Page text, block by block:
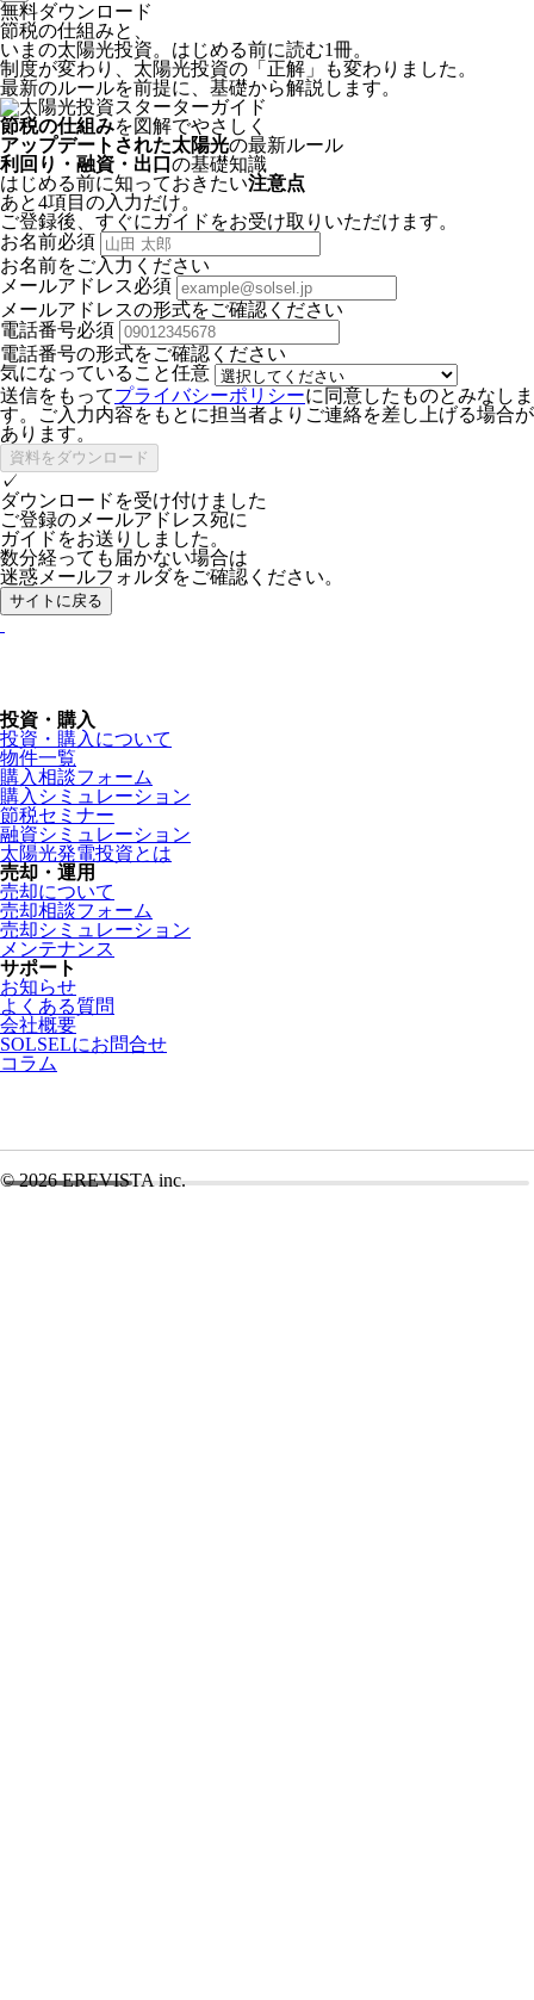
無料ダウンロード
節税の仕組みと、
いまの太陽光投資。 はじめる前に読む1冊。
制度が変わり、太陽光投資の「正解」も変わりました。
最新のルールを前提に、基礎から解説します。
節税の仕組みを図解でやさしく
アップデートされた太陽光の最新ルール
利回り・融資・出口 の基礎知識
はじめる前に知っておきたい注意点
あと4項目の入力だけ。
ご登録後、すぐにガイドをお受け取りいただけます。
お名前必須
お名前をご入力ください
メールアドレス必須
メールアドレスの形式をご確認ください
電話番号必須
電話番号の形式をご確認ください
気になっていること任意
送信をもってプライバシーポリシーに同意したものとみなしま
す。ご入力内容をもとに担当者よりご連絡を差し上げる場合が
あります。
✓
ダウンロードを受け付けました
ご登録のメールアドレス宛に
ガイドをお送りしました。
数分経っても届かない場合は
迷惑メールフォルダをご確認ください。
サイトに戻る
投資・購入
投資・購入について
物件一覧
購入相談フォーム
購入シミュレーション
節税セミナー
融資シミュレーション
太陽光発電投資とは
売却・運用
売却について
売却相談フォーム
売却シミュレーション
メンテナンス
サポート
お知らせ
よくある質問
会社概要
SOLSELにお問合せ
コラム
©2026 EREVISTA inc.